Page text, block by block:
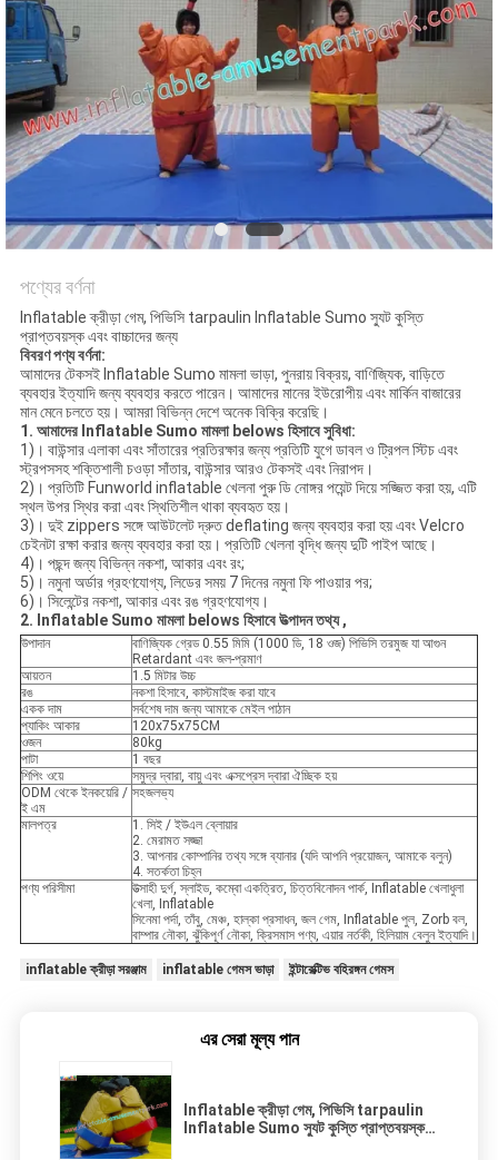
পণ্যের বর্ণনা
Inflatable ক্রীড়া গেম, পিভিসি tarpaulin Inflatable Sumo স্যুট কুস্তি
প্রাপ্তবয়স্ক এবং বাচ্চাদের জন্য
বিবরণ পণ্য বর্ণনা:
আমাদের টেকসই Inflatable Sumo মামলা ভাড়া, পুনরায় বিক্রয়, বাণিজ্যিক, বাড়িতে
ব্যবহার ইত্যাদি জন্য ব্যবহার করতে পারেন। আমাদের মানের ইউরোপীয় এবং মার্কিন বাজারের
মান মেনে চলতে হয়। আমরা বিভিন্ন দেশে অনেক বিক্রি করেছি।
1. আমাদের Inflatable Sumo মামলা belows হিসাবে সুবিধা:
1)। বাউন্সার এলাকা এবং সাঁতারের প্রতিরক্ষার জন্য প্রতিটি যুগে ডাবল ও ট্রিপল স্টিচ এবং
স্ট্রপসসহ শক্তিশালী চওড়া সাঁতার, বাউন্সার আরও টেকসই এবং নিরাপদ।
2)। প্রতিটি Funworld inflatable খেলনা পুরু ডি নোঙ্গর পয়েন্ট দিয়ে সজ্জিত করা হয়, এটি
স্থল উপর স্থির করা এবং স্থিতিশীল থাকা ব্যবহৃত হয়।
3)। দুই zippers সঙ্গে আউটলেট দ্রুত deflating জন্য ব্যবহার করা হয় এবং Velcro
চেইনটা রক্ষা করার জন্য ব্যবহার করা হয়। প্রতিটি খেলনা বৃদ্ধি জন্য দুটি পাইপ আছে।
4)। পছন্দ জন্য বিভিন্ন নকশা, আকার এবং রং;
5)। নমুনা অর্ডার গ্রহণযোগ্য, লিডের সময় 7 দিনের নমুনা ফি পাওয়ার পর;
6)। সিলেন্টের নকশা, আকার এবং রঙ গ্রহণযোগ্য।
2. Inflatable Sumo মামলা belows হিসাবেউত্পাদন তথ্য ,
উপাদান
বাণিজ্যিক গ্রেড 0.55 মিমি (1000 ডি, 18 ওজ) পিভিসি তরমুজ যা আগুন
Retardant এবং জল-প্রমাণ
আয়তন
1.5 মিটার উচ্চ
রঙ
নকশা হিসাবে, কাস্টমাইজ করা যাবে
একক দাম
সর্বশেষ দাম জন্য আমাকে মেইল ​​পাঠান
প্যাকিং আকার
120x75x75CM
ওজন
80kg
পাটা
1 বছর
শিপিং ওয়ে
সমুদ্র দ্বারা, বায়ু এবং এক্সপ্রেস দ্বারা ঐচ্ছিক হয়
ODM থেকে ইনকয়েরি /
ই এম
সহজলভ্য
মালপত্র
1. সিই / ইউএল ব্লোয়ার
2. মেরামত সজ্জা
3. আপনার কোম্পানির তথ্য সঙ্গে ব্যানার (যদি আপনি প্রয়োজন, আমাকে বলুন)
4. সতর্কতা চিহ্ন
পণ্য পরিসীমা
উত্সাহী দুর্গ, স্লাইড, কম্বো একত্রিত, চিত্তবিনোদন পার্ক, Inflatable খেলাধুলা
খেলা, Inflatable
সিনেমা পর্দা, তাঁবু, মেঞ্চ, হাল্কা প্রসাধন, জল গেম, Inflatable পুল, Zorb বল,
বাম্পার নৌকা, ঝুঁকিপূর্ণ নৌকা, ক্রিসমাস পণ্য, এয়ার নর্তকী, হিলিয়াম বেলুন ইত্যাদি।
inflatable ক্রীড়া সরঞ্জাম inflatable গেমস ভাড়া ইন্টারেক্টিভ বহিরঙ্গন গেমস
এর সেরা মূল্য পান
Inflatable ক্রীড়া গেম, পিভিসি tarpaulin
Inflatable Sumo স্যুট কুস্তি প্রাপ্তবয়স্ক